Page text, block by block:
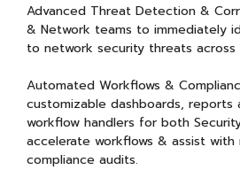
Advanced Threat Detection &
& Network teams to immediately
to network security threats
Automated Workflows &
customizable dashboards, reports
workflow handlers for both
accelerate workflows & assist with
compliance audits.